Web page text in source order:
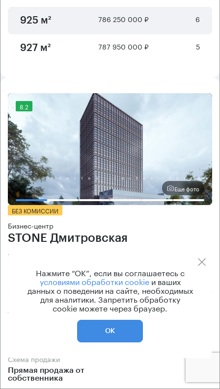
925 м² 786 250 000 ₽ 6
927 м² 787 950 000 ₽ 5
8.2
Еще фото
БЕЗ КОМИССИИ
Бизнес-центр
STONE Дмитровская
Москва, Дмитровский проезд, вл1Г
Дмитровская → 420 м ~4 мин
770 — 790 кв.м
Цена продажи
по запросу
Бизнес-центр
Схема продажи
Прямая продажа от
собственника
Нажмите “ОК”, если вы соглашаетесь с
условиями обработки cookieи ваших
данных о поведении на сайте, необходимых
для аналитики. Запретить обработку
cookie можете через браузер.
ОК